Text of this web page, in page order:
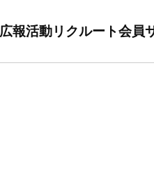
広報活動リクルート会員